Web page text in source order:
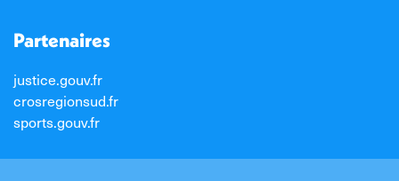
Partenaires
justice.gouv.fr
crosregionsud.fr
sports.gouv.fr